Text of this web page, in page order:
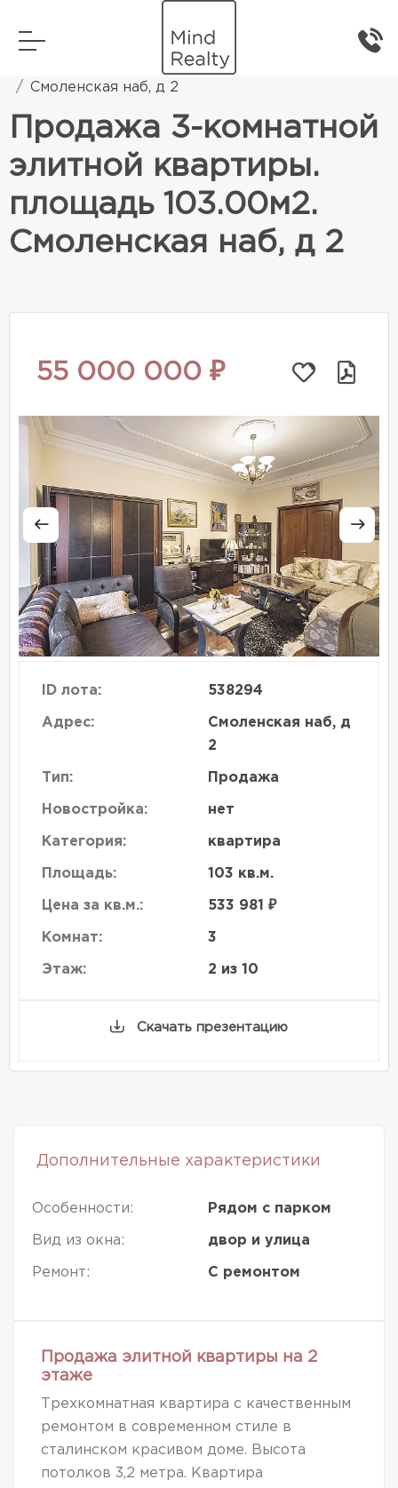
Элитная жилая недвижимость
Смоленская наб, д 2
Продажа 3-комнатной
элитной квартиры.
площадь 103.00м2.
Смоленская наб, д 2
55 000 000 ₽
ID лота: 538294
Адрес:
Смоленская наб, д
2
Тип: Продажа
Новостройка: нет
Категория: квартира
Площадь: 103 кв.м.
Цена за кв.м.: 533 981 ₽
Комнат: 3
Этаж: 2 из 10
Скачать презентацию
Дополнительные характеристики
Особенности: Рядом с парком
Вид из окна: двор и улица
Ремонт: С ремонтом
Продажа элитной квартиры на 2
этаже
Трехкомнатная квартира с качественным
ремонтом в современном стиле в
сталинском красивом доме. Высота
потолков 3,2 метра. Квартира